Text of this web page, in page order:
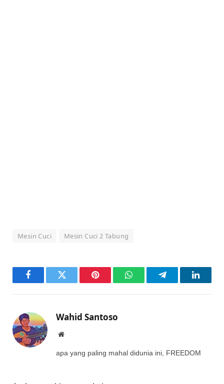
Mesin Cuci Mesin Cuci 2 Tabung
FacebookTwitter Pinterest WhatsAppTelegram
Wahid Santoso
Website
apa yang paling mahal didunia ini, FREEDOM